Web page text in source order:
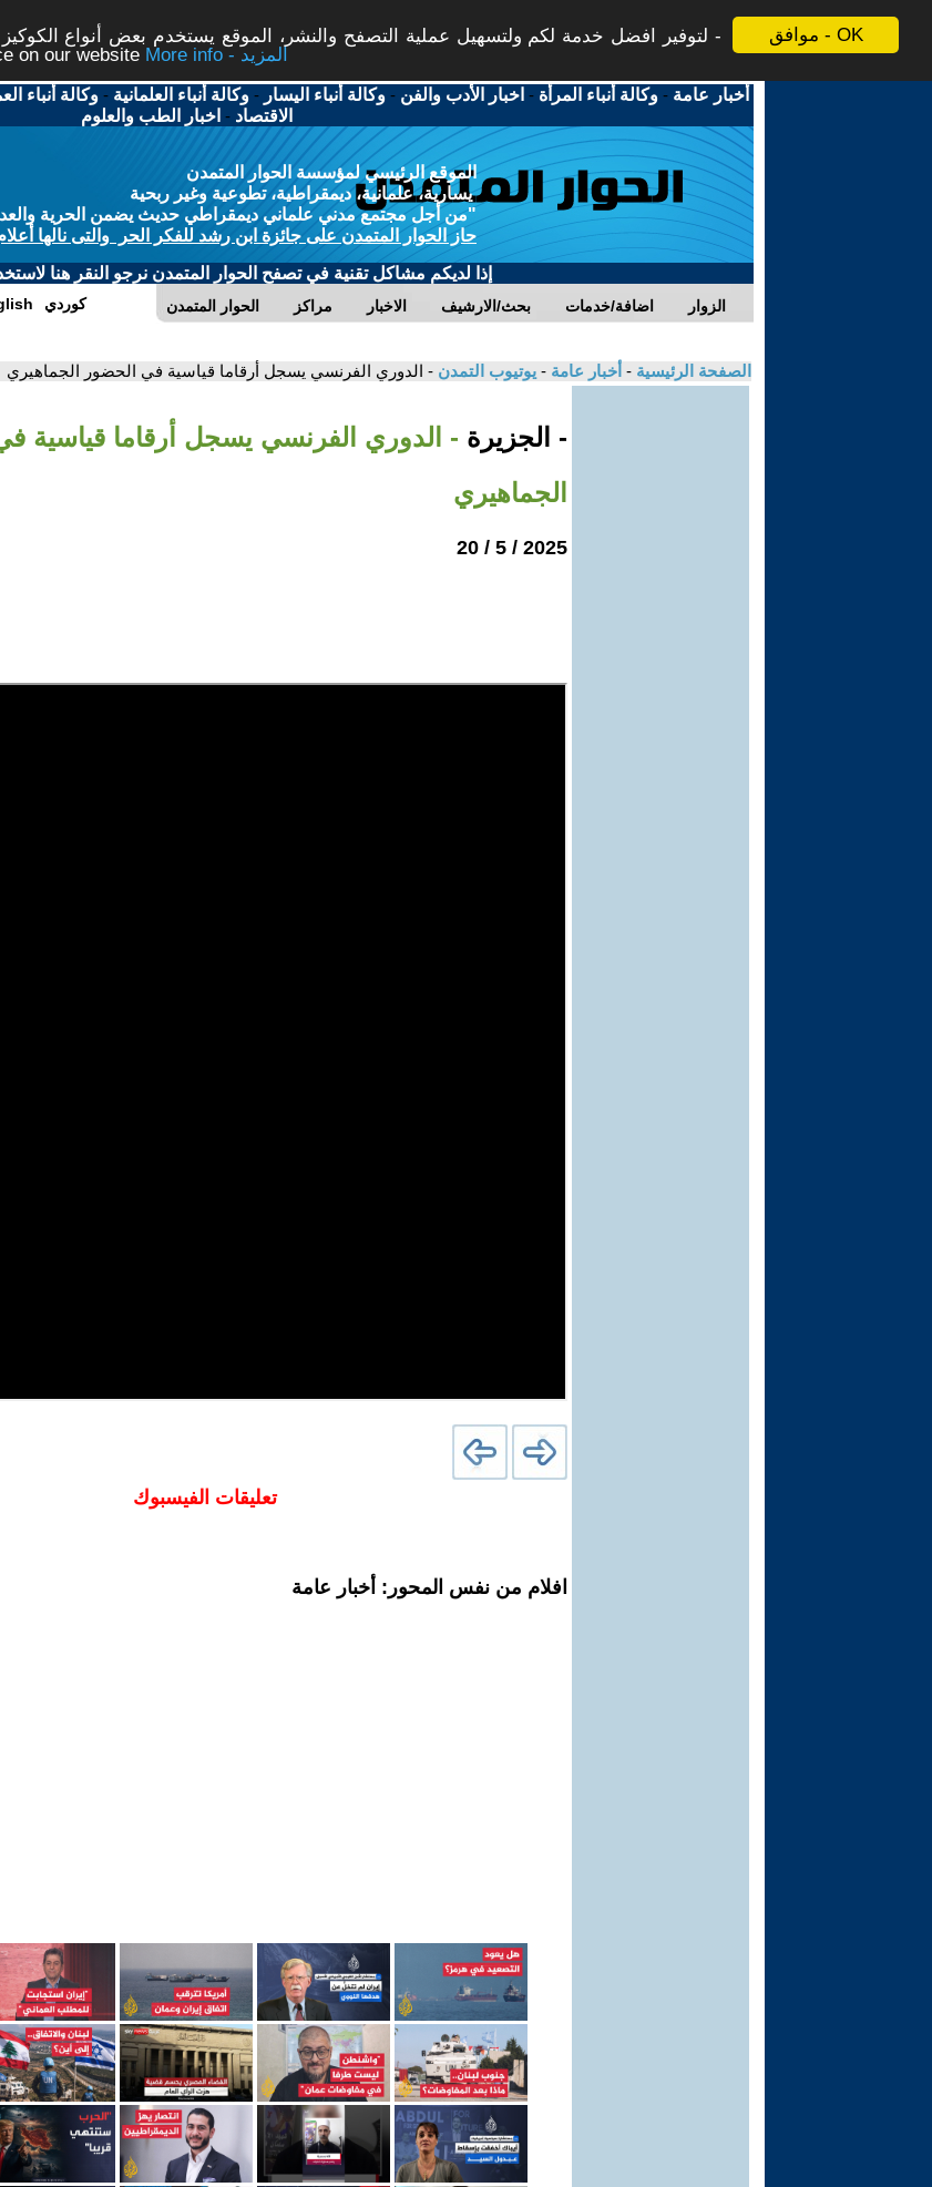
موافق - OK
لتوفير افضل خدمة لكم ولتسهيل عملية التصفح والنشر، الموقع يستخدم بعض أنواع
on our website
More info - المزيد
أخبار عامة -وكالة أنباء المرأة - اخبار الأدب والفن -وكالة أنباء اليسار -وكالة أنباء العلمانية -وكالة أنباء
الاقتصاد - اخبار الطب والعلوم
الموقع الرئيسي لمؤسسة الحوار المتمدن
يسارية، علمانية، ديمقراطية، تطوعية وغير ربحية
"من أجل مجتمع مدني علماني ديمقراطي حديث يضمن الحرية
حاز الحوار المتمدن على جائزة ابن رشد للفكر الحر والتى نالها
إذا لديكم مشاكل تقنية في تصفح الحوار المتمدن نرجو النقر هنا
الحوار المتمدن مراكز الاخبار بحث/الارشيف اضافة/خدمات الزوار كوردي
الصفحة الرئيسية - أخبار عامة - يوتيوب التمدن - الدوري الفرنسي يسجل أرقاما قياسية في الحضور الجماهيري
- الجزيرة - الدوري الفرنسي يسجل أرقاما قياسية
الجماهيري
2025 / 5 / 20
تعليقات الفيسبوك
افلام من نفس المحور: أخبار عامة